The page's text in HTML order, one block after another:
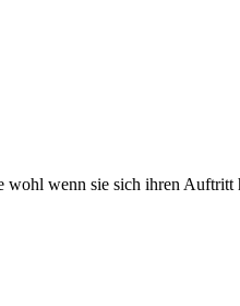
wenn sie sich ihren Auftritt